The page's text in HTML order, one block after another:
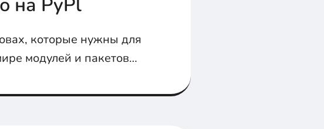
на PyPl
которые нужны для
модулей и пакетов